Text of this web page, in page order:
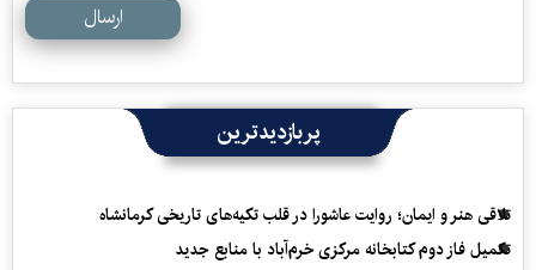
ارسال
پربازدیدترین
تلاقی هنر و ایمان؛ روایت عاشورا در قلب تکیه‌های تاریخی کرمانشاه
تکمیل فاز دوم کتابخانه مرکزی خرم‌آباد با منابع جدید